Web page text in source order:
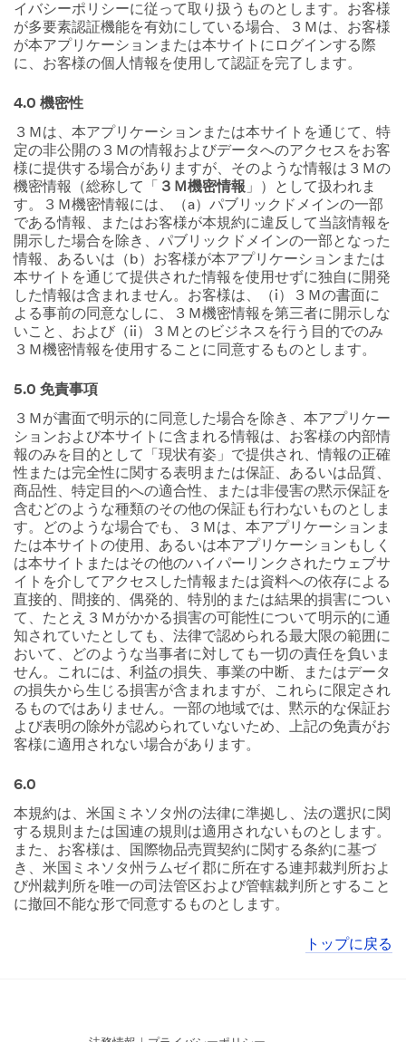
イバシーポリシーに従って取り扱うものとします。お客様
が多要素認証機能を有効にしている場合、３Ｍは、お客様
が本アプリケーションまたは本サイトにログインする際
に、お客様の個人情報を使用して認証を完了します。
4.0 機密性
３Ｍは、本アプリケーションまたは本サイトを通じて、特
定の非公開の３Ｍの情報およびデータへのアクセスをお客
様に提供する場合がありますが、そのような情報は３Ｍの
機密情報（総称して「
３Ｍ機密情報 」）として扱われま
す。３Ｍ機密情報には、（a）パブリックドメインの一部
である情報、またはお客様が本規約に違反して当該情報を
開示した場合を除き、パブリックドメインの一部となった
情報、あるいは（b）お客様が本アプリケーションまたは
本サイトを通じて提供された情報を使用せずに独自に開発
した情報は含まれません。お客様は、（i）３Ｍの書面に
よる事前の同意なしに、３Ｍ機密情報を第三者に開示しな
いこと、および（ii）３Ｍとのビジネスを行う目的でのみ
３Ｍ機密情報を使用することに同意するものとします。
5.0 免責事項
３Ｍが書面で明示的に同意した場合を除き、本アプリケー
ションおよび本サイトに含まれる情報は、お客様の内部情
報のみを目的として「現状有姿」で提供され、情報の正確
性または完全性に関する表明または保証、あるいは品質、
商品性、特定目的への適合性、または非侵害の黙示保証を
含むどのような種類のその他の保証も行わないものとしま
す。どのような場合でも、３Ｍは、本アプリケーションま
たは本サイトの使用、あるいは本アプリケーションもしく
は本サイトまたはその他のハイパーリンクされたウェブサ
イトを介してアクセスした情報または資料への依存による
直接的、間接的、偶発的、特別的または結果的損害につい
て、たとえ３Ｍがかかる損害の可能性について明示的に通
知されていたとしても、法律で認められる最大限の範囲に
おいて、どのような当事者に対しても一切の責任を負いま
せん。これには、利益の損失、事業の中断、またはデータ
の損失から生じる損害が含まれますが、これらに限定され
るものではありません。一部の地域では、黙示的な保証お
よび表明の除外が認められていないため、上記の免責がお
客様に適用されない場合があります。
6.0
本規約は、米国ミネソタ州の法律に準拠し、法の選択に関
する規則または国連の規則は適用されないものとします。
また、お客様は、国際物品売買契約に関する条約に基づ
き、米国ミネソタ州ラムゼイ郡に所在する連邦裁判所およ
び州裁判所を唯一の司法管区および管轄裁判所とすること
に撤回不能な形で同意するものとします。
トップに戻る